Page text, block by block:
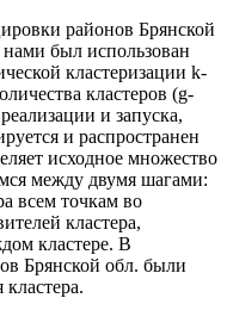
районов Брянской
был использован
кластеризации k-
кластеров (g-
и запуска,
и распространен
исходное множество
между двумя шагами:
всем точкам во
кластера,
кластере. В
Брянской обл. были